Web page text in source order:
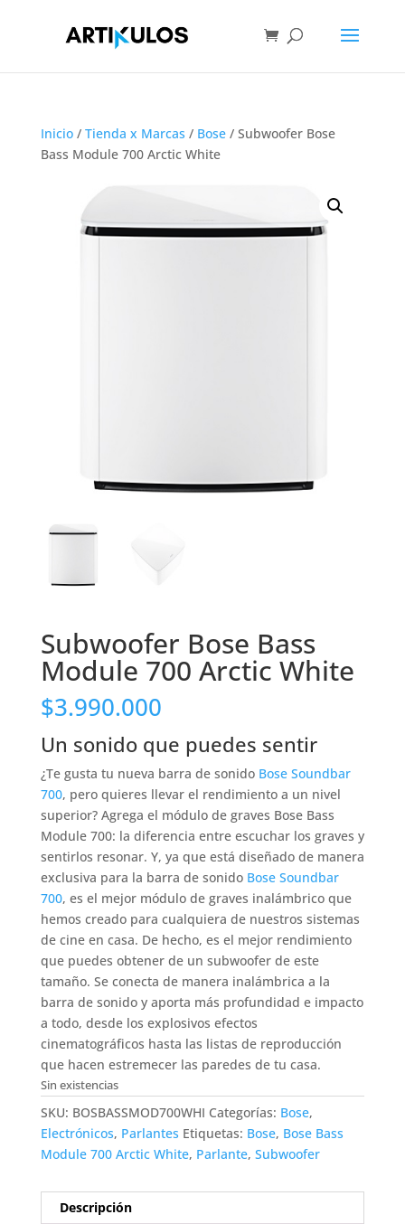
Inicio/ Tienda x Marcas / Bose/ Subwoofer Bose
Bass Module 700 Arctic White
Subwoofer Bose Bass
Module 700 Arctic White
$3.990.000
Un sonido que puedes sentir
¿Te gusta tu nueva barra de sonido Bose Soundbar
700, pero quieres llevar el rendimiento a un nivel
superior? Agrega el módulo de graves Bose Bass
Module 700: la diferencia entre escuchar los graves y
sentirlos resonar. Y, ya que está diseñado de manera
exclusiva para la barra de sonido Bose Soundbar
700, es el mejor módulo de graves inalámbrico que
hemos creado para cualquiera de nuestros sistemas
de cine en casa. De hecho, es el mejor rendimiento
que puedes obtener de un subwoofer de este
tamaño. Se conecta de manera inalámbrica a la
barra de sonido y aporta más profundidad e impacto
a todo, desde los explosivos efectos
cinematográficos hasta las listas de reproducción
que hacen estremecer las paredes de tu casa.
Sin existencias
SKU: BOSBASSMOD700WHI Categorías: Bose,
Electrónicos, Parlantes Etiquetas: Bose, Bose Bass
Module 700 Arctic White, Parlante, Subwoofer
Descripción